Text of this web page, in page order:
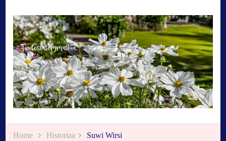
Tuulestatemmattua
Home Historiaa Suwi Wirsi